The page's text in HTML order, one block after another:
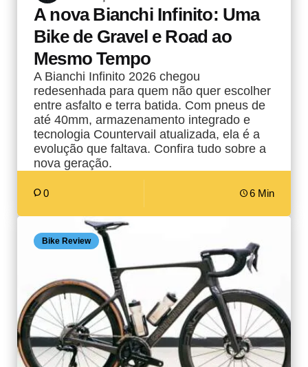
A nova Bianchi Infinito: Uma
Bike de Gravel e Road ao
Mesmo Tempo
A Bianchi Infinito 2026 chegou
redesenhada para quem não quer escolher
entre asfalto e terra batida. Com pneus de
até 40mm, armazenamento integrado e
tecnologia Countervail atualizada, ela é a
evolução que faltava. Confira tudo sobre a
nova geração.
0 6 Min
Bike Review